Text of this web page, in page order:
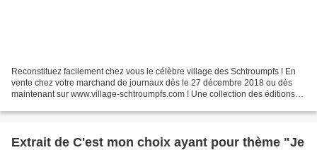
Reconstituez facilement chez vous le célèbre village des Schtroumpfs ! En
vente chez votre marchand de journaux dès le 27 décembre 2018 ou dès
maintenant sur www.village-schtroumpfs.com ! Une collection des éditions
Extrait de C'est mon choix ayant pour thème "Je